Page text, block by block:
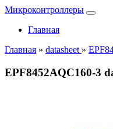
Микроконтроллеры
Главная
Главная » datasheet »
EPF8452AQC160-3